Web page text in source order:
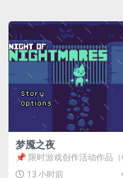
梦魇之夜
📌 限时游戏创作活动作品
Game Jam） 📖 故事背景 怪
13 小时前